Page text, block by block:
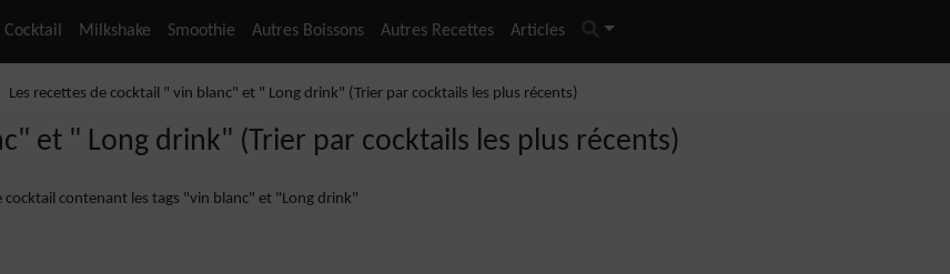
Cocktail Milkshake Smoothie Autres Boissons Autres Recettes Articles
Les recettes de cocktail " vin blanc" et " Long drink" (Trier par cocktails les plus récents)
et " Long drink" (Trier par cocktails les plus récents)
cocktail contenant les tags "vin blanc" et "Long drink"